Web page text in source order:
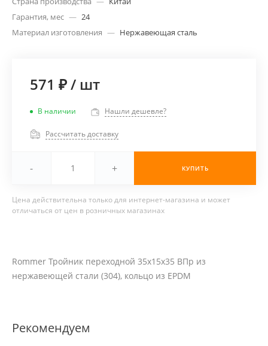
Гарантия, мес — 24
Материал изготовления — Нержавеющая сталь
571 ₽/ шт
В наличии Нашли дешевле?
Рассчитать доставку
- + КУПИТЬ
Цена действительна только для интернет-магазина и может
отличаться от цен в розничных магазинах
Rommer Тройник переходной 35х15х35 ВПр из
нержавеющей стали (304), кольцо из EPDM
Рекомендуем